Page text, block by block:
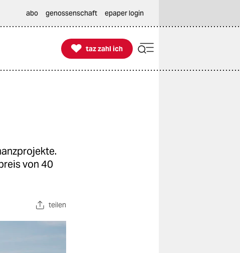
abo genossenschaft epaper login

taz zahl ich
taz zahl ich
von 40
teilen